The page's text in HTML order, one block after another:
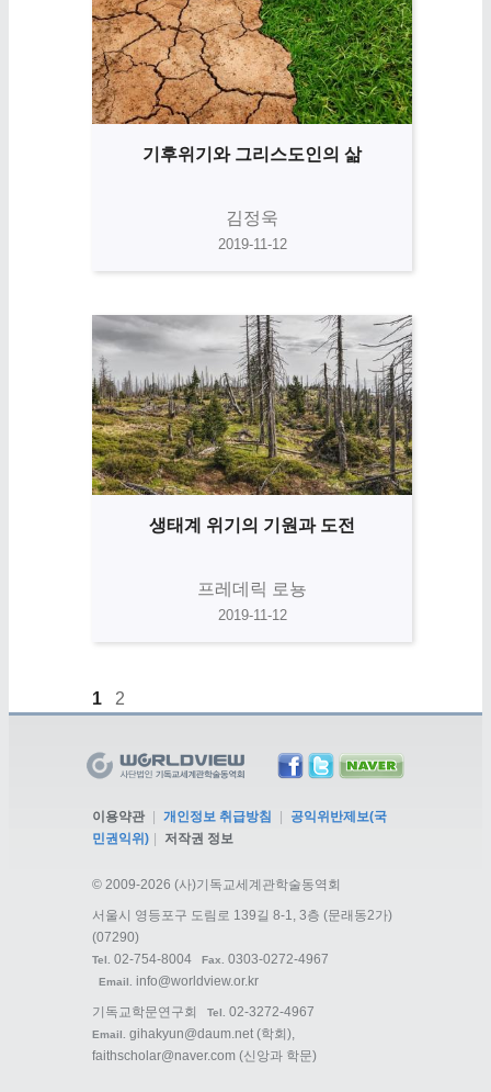
기후위기와 그리스도인의 삶
김정욱
2019-11-12
생태계 위기의 기원과 도전
프레데릭 로뇽
2019-11-12
1 2
이용약관 개인정보 취급방침
공익위반제보(국
민권익위)
저작권 정보
© 2009-2026 (사)기독교세계관학술동역회
서울시 영등포구 도림로 139길 8-1, 3층 (문래동2가)
(07290)
Tel. 02-754-8004 Fax. 0303-0272-4967
Email.
info@worldview.or.kr
기독교학문연구회
Tel. 02-3272-4967
Email. gihakyun@daum.net (학회),
faithscholar@naver.com (신앙과 학문)